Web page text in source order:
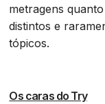
metragens
distintos e
tópicos.
Os caras do Try